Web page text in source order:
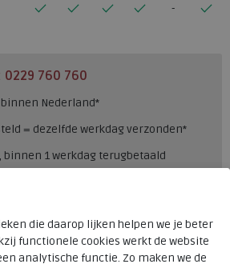
0229 760 760
Nederland*
= dezelfde werkdag verzonden*
1 werkdag terugbetaald
L05-001
100.01.000006
die daarop lijken helpen we je beter
functionele cookies werkt de website
analytische functie. Zo maken we de